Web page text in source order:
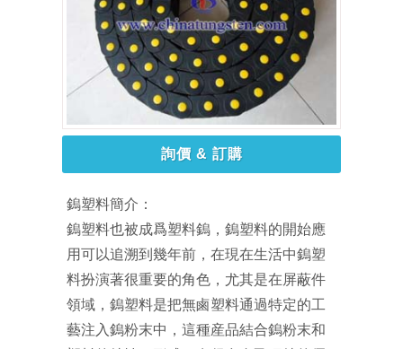
詢價 & 訂購
鎢塑料簡介：
鎢塑料也被成爲塑料鎢，鎢塑料的開始應
用可以追溯到幾年前，在現在生活中鎢塑
料扮演著很重要的角色，尤其是在屏蔽件
領域，鎢塑料是把無鹵塑料通過特定的工
藝注入鎢粉末中，這種産品結合鎢粉末和